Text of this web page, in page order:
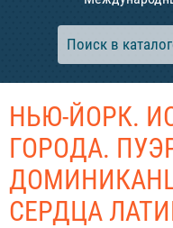
НЬЮ-ЙОРК.
ГОРОДА.
СЕРДЦА